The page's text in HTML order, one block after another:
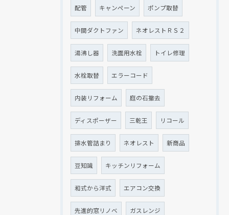
配管 キャンペーン ポンプ取替
中間ダクトファン ネオレストＲＳ２
湯沸し器 洗面用水栓 トイレ修理
水栓取替 エラーコード
内装リフォーム 庭の石撤去
ディスポーザー 三乾王 リコール
排水管詰まり ネオレスト 新商品
豆知識 キッチンリフォーム
和式から洋式 エアコン交換
先進的窓リノベ ガスレンジ